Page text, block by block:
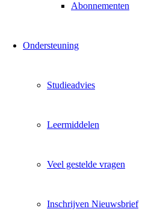
Abonnementen
Ondersteuning
Studieadvies
Leermiddelen
Veel gestelde vragen
Inschrijven Nieuwsbrief